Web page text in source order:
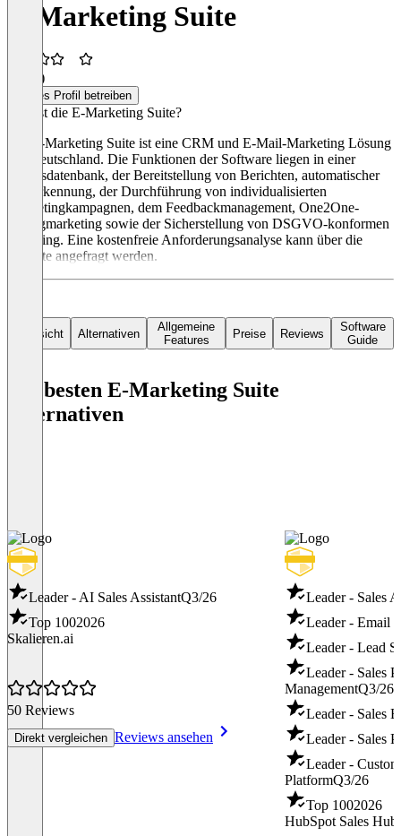
E-Marketing Suite
(3)
Dieses Profil betreiben
Was ist die E-Marketing Suite?
Die E-Marketing Suite ist eine CRM und E-Mail-Marketing Lösung
aus Deutschland. Die Funktionen der Software liegen in einer
Adressdatenbank, der Bereitstellung von Berichten, automatischer
Texterkennung, der Durchführung von individualisierten
Marketingkampagnen, dem Feedbackmanagement, One2One-
Dialogmarketing sowie der Sicherstellung von DSGVO-konformen
Handling. Eine kostenfreie Anforderungsanalyse kann über die
Website angefragt werden.
Übersicht Alternativen
Allgemeine
Features
Preise Reviews
Software
Guide
Die besten E-Marketing Suite
Alternativen
Leader - AI Sales AssistantQ3/26
Top 1002026
Skalieren.ai
50 Reviews
Direkt vergleichen Reviews ansehen
Leader - Sales
Leader - Email
Leader - Lead
Leader - Sales
ManagementQ3/26
Leader - Sales
Leader - Sales
Leader -
PlatformQ3/26
Top 1002026
HubSpot Sales Hub